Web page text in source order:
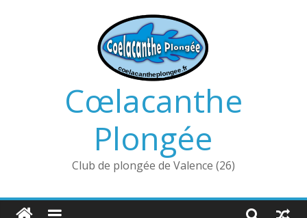
Cœlacanthe
Plongée
Club de plongée de Valence (26)